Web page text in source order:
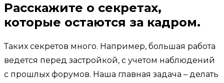
Расскажите о секретах,
которые остаются за кадром.
Таких секретов много. Например, большая работа
ведется перед застройкой, с учетом наблюдений
с прошлых форумов. Наша главная задача – делать